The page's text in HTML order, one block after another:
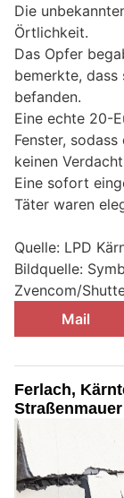
Die
Örtlichkeit.
Das Opfer
bemerkte, dass
befanden.
Eine echte 20-
Fenster,
keinen
Eine sofort
Täter waren
Quelle: LPD
Bildquelle:
Zvencom/
Mail
Ferlach,